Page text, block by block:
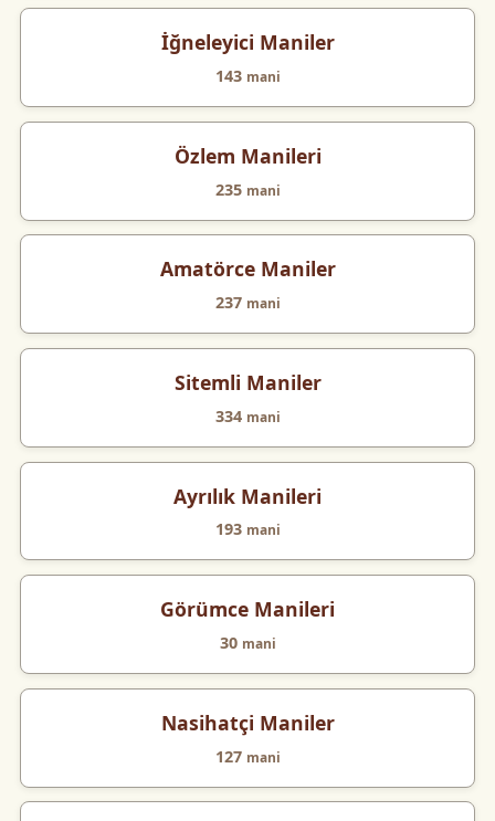
İğneleyici Maniler
143 mani
Özlem Manileri
235 mani
Amatörce Maniler
237 mani
Sitemli Maniler
334 mani
Ayrılık Manileri
193 mani
Görümce Manileri
30 mani
Nasihatçi Maniler
127 mani